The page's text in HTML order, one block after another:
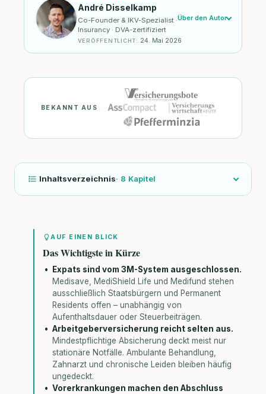
André Disselkamp
Co-Founder & IKV-Spezialist ·
Insurancy · DVA-zertifiziert
VERÖFFENTLICHT: 24. Mai 2026
Über den Autor
BEKANNT AUS
Inhaltsverzeichnis· 8 Kapitel
AUF EINEN BLICK
Das Wichtigste in Kürze
Expats sind vom 3M-System ausgeschlossen.
Medisave, MediShield Life und Medifund stehen
ausschließlich Staatsbürgern und Permanent
Residents offen – unabhängig von
Aufenthaltsdauer oder Steuerbeiträgen.
Arbeitgeberversicherung reicht selten aus.
Mindestpflichtige Absicherung deckt meist nur
stationäre Notfälle. Ambulante Behandlung,
Zahnarzt und chronische Leiden bleiben häufig
ungedeckt.
Vorerkrankungen machen den Abschluss